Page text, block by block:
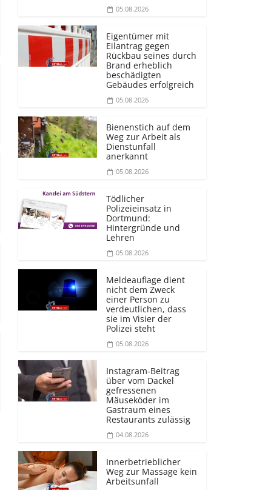
05.08.2026
Eigentümer mit
Eilantrag gegen
Rückbau seines durch
Brand erheblich
beschädigten
Gebäudes erfolgreich
05.08.2026
Bienenstich auf dem
Weg zur Arbeit als
Dienstunfall
anerkannt
05.08.2026
Tödlicher
Polizeieinsatz in
Dortmund:
Hintergründe und
Lehren
05.08.2026
Meldeauflage dient
nicht dem Zweck
einer Person zu
verdeutlichen, dass
sie im Visier der
Polizei steht
05.08.2026
Instagram-Beitrag
über vom Dackel
gefressenen
Mäuseköder im
Gastraum eines
Restaurants zulässig
04.08.2026
Innerbetrieblicher
Weg zur Massage kein
Arbeitsunfall